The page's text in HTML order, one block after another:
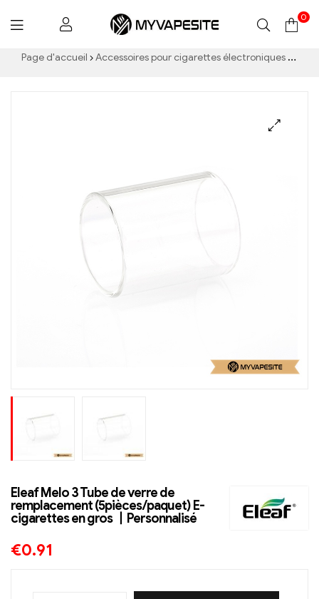
Myvapesite.de
0
Page d'accueil Accessoires pour cigarettes électroniques
Eleaf Melo 3 Tube de verre de
remplacement (5pièces/paquet) E-
cigarettes en gros 丨Personnalisé
€0.91